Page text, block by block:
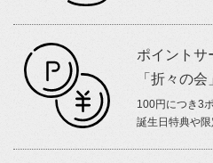
ポイントサ
「折々の
100円につき3
誕生日特典や限